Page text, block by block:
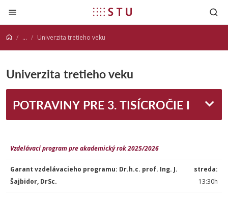
Prejsť na obsah
... Univerzita tretieho veku
Univerzita tretieho veku
POTRAVINY PRE 3. TISÍCROČIE I
Vzdelávací program pre akademický rok 2025/2026
Garant vzdelávacieho programu: Dr.h.c. prof. Ing. J.
Šajbidor, DrSc.
streda:
13:30h